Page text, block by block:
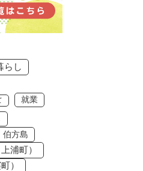
らし
就業
伯方島
浦町）
）